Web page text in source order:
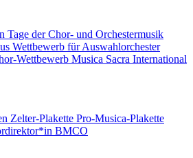
Tage der Chor- und Orchestermusik
Wettbewerb für Auswahlorchester
Wettbewerb Musica Sacra International
Zelter-Plakette Pro-Musica-Plakette
BMCO